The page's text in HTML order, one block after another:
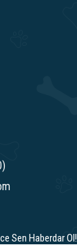
Sen Haberdar Ol!